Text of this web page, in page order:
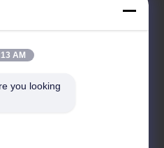
AM
you looking